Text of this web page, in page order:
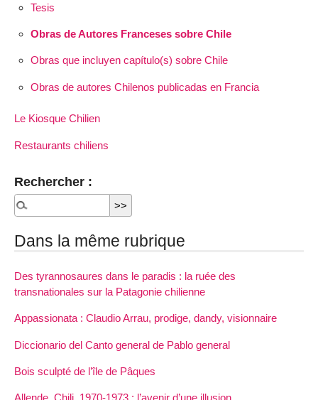
Tesis
Obras de Autores Franceses sobre Chile
Obras que incluyen capítulo(s) sobre Chile
Obras de autores Chilenos publicadas en Francia
Le Kiosque Chilien
Restaurants chiliens
Rechercher :
Dans la même rubrique
Des tyrannosaures dans le paradis : la ruée des
transnationales sur la Patagonie chilienne
Appassionata : Claudio Arrau, prodige, dandy, visionnaire
Diccionario del Canto general de Pablo general
Bois sculpté de l’île de Pâques
Allende, Chili, 1970-1973 : l’avenir d’une illusion